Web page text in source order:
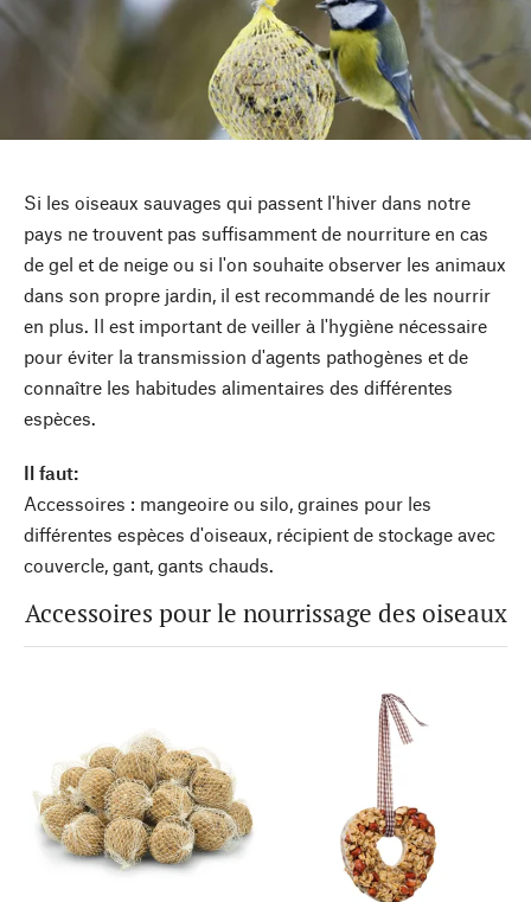
Si les oiseaux sauvages qui passent l'hiver dans notre
pays ne trouvent pas suffisamment de nourriture en cas
de gel et de neige ou si l'on souhaite observer les animaux
dans son propre jardin, il est recommandé de les nourrir
en plus. Il est important de veiller à l'hygiène nécessaire
pour éviter la transmission d'agents pathogènes et de
connaître les habitudes alimentaires des différentes
espèces.
Il faut:
Accessoires : mangeoire ou silo, graines pour les
différentes espèces d'oiseaux, récipient de stockage avec
couvercle, gant, gants chauds.
Accessoires pour le nourrissage des oiseaux